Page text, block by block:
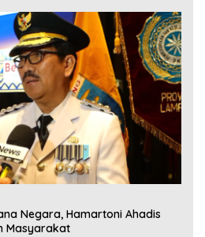
Negara, Hamartoni Ahadis
Masyarakat